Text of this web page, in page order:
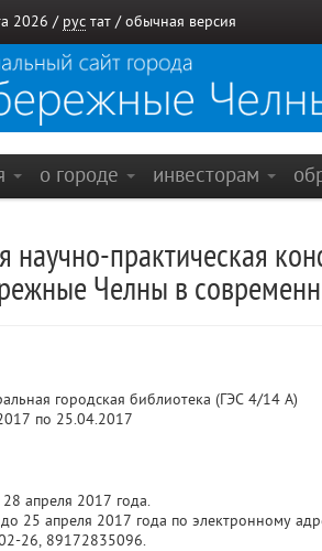
2026 / рус тат / обычная версия
о городе инвесторам
научно-практическая
Челны в
городская библиотека (ГЭС 4/14 А)
по 25.04.2017
апреля 2017 года.
25 апреля 2017 года по электронному
26, 89172835096.